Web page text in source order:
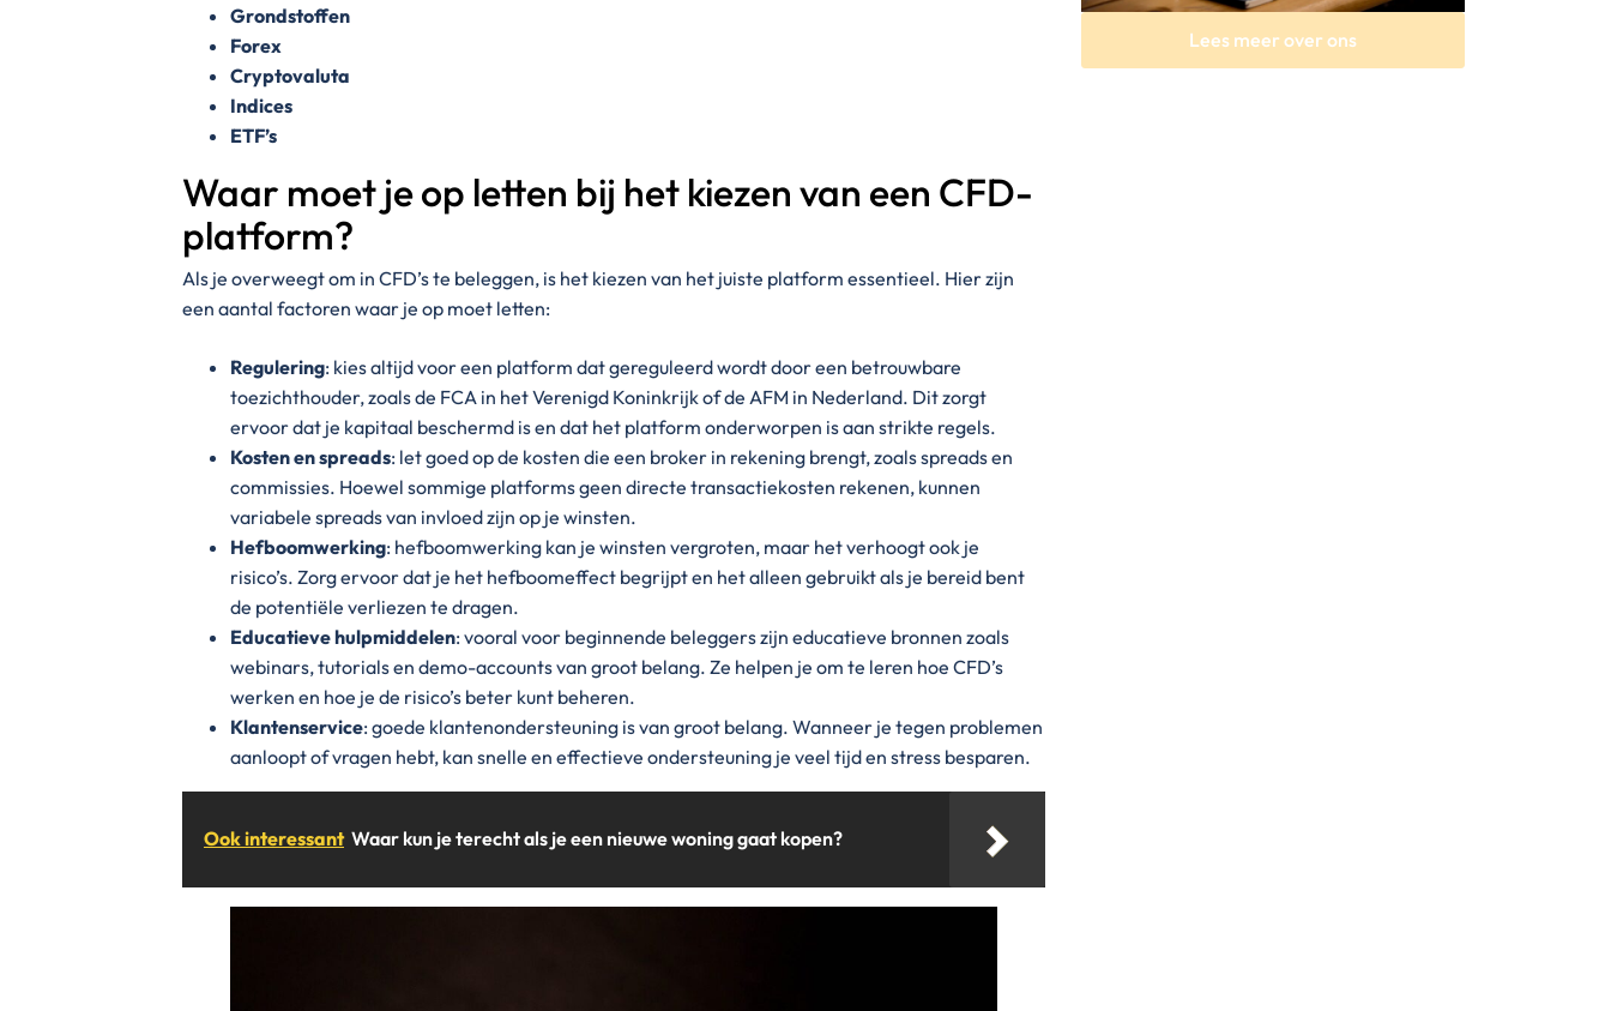
Grondstoffen
Forex
Cryptovaluta
Indices
ETF’s
Waar moet je op letten bij het kiezen van een CFD-
platform?
Als je overweegt om in CFD’s te beleggen, is het kiezen van het juiste platform essentieel. Hier zijn
een aantal factoren waar je op moet letten:
Regulering: kies altijd voor een platform dat gereguleerd wordt door een betrouwbare
toezichthouder, zoals de FCA in het Verenigd Koninkrijk of de AFM in Nederland. Dit zorgt
ervoor dat je kapitaal beschermd is en dat het platform onderworpen is aan strikte regels.
Kosten en spreads: let goed op de kosten die een broker in rekening brengt, zoals spreads en
commissies. Hoewel sommige platforms geen directe transactiekosten rekenen, kunnen
variabele spreads van invloed zijn op je winsten.
Hefboomwerking: hefboomwerking kan je winsten vergroten, maar het verhoogt ook je
risico’s. Zorg ervoor dat je het hefboomeffect begrijpt en het alleen gebruikt als je bereid bent
de potentiële verliezen te dragen.
Educatieve hulpmiddelen: vooral voor beginnende beleggers zijn educatieve bronnen zoals
webinars, tutorials en demo-accounts van groot belang. Ze helpen je om te leren hoe CFD’s
werken en hoe je de risico’s beter kunt beheren.
Klantenservice: goede klantenondersteuning is van groot belang. Wanneer je tegen problemen
aanloopt of vragen hebt, kan snelle en effectieve ondersteuning je veel tijd en stress besparen.
Ook interessant Waar kun je terecht als je een nieuwe woning gaat kopen?
Lees meer over ons